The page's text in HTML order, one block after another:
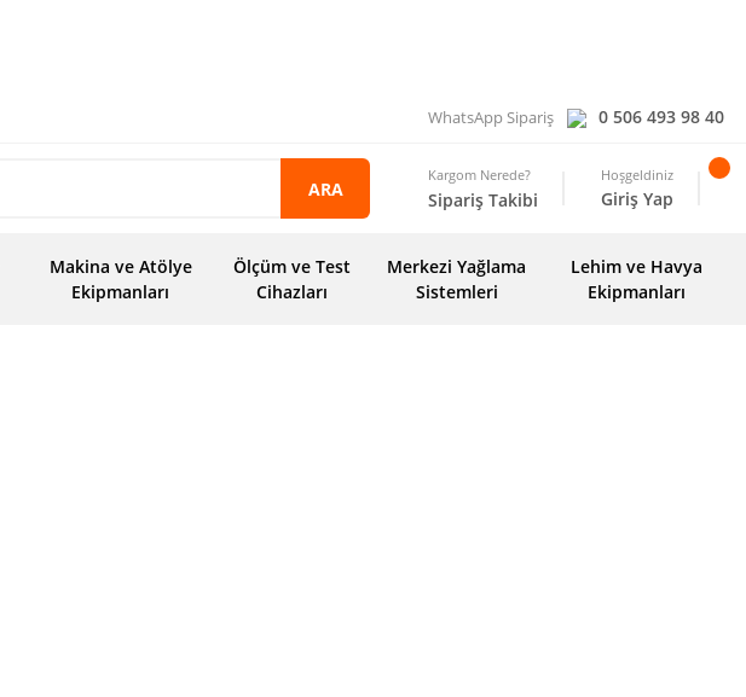
WhatsApp Sipariş 0 506 493 98 40
ARA
Kargom Nerede?
Sipariş Takibi
Hoşgeldiniz
Giriş Yap
Makina ve Atölye
Ekipmanları
Ölçüm ve Test
Cihazları
Merkezi Yağlama
Sistemleri
Lehim ve Havya
Ekipmanları